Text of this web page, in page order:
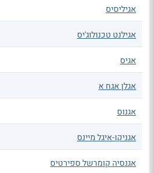
אגיליסיס
אגילנט טכנולוג'יס
אגיס
אגלן אגח א
אגנוס
אגניקו-איגל מיינס
אגנסיה קומרשל ספירטיס